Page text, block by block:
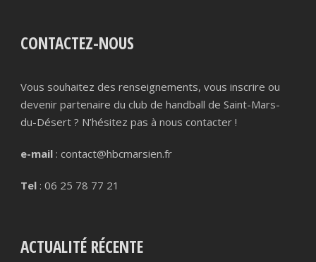
CONTACTEZ-NOUS
Vous souhaitez des renseignements, vous inscrire ou
devenir partenaire du club de handball de Saint-Mars-
du-Désert ? N’hésitez pas à nous contacter !
e-mail : contact@hbcmarsien.fr
Tel : 06 25 78 77 21
ACTUALITÉ RÉCENTE